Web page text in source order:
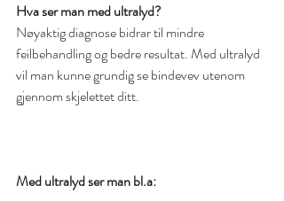
Hva ser man med ultralyd?
Nøyaktig diagnose bidrar til mindre
feilbehandling og bedre resultat. Med ultralyd
vil man kunne grundig se bindevev utenom
gjennom skjelettet ditt.
Med ultralyd ser man bl.a: